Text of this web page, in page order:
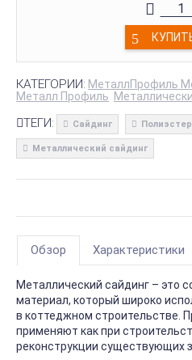
КАТЕГОРИИ: МеталлПрофиль
Металл Профиль
ТЕГИ: Сайдинг Полиэстер
Металлический сайдинг
Обзор Характеристики
Металлический сайдинг – это
материал, который широко
в коттеджном строительстве.
применяют как при
реконструкции существующих